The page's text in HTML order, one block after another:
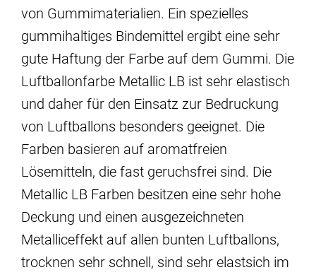
von Gummimaterialien. Ein spezielles
gummihaltiges Bindemittel ergibt eine sehr
gute Haftung der Farbe auf dem Gummi. Die
Luftballonfarbe Metallic LB ist sehr elastisch
und daher für den Einsatz zur Bedruckung
von Luftballons besonders geeignet. Die
Farben basieren auf aromatfreien
Lösemitteln, die fast geruchsfrei sind. Die
Metallic LB Farben besitzen eine sehr hohe
Deckung und einen ausgezeichneten
Metalliceffekt auf allen bunten Luftballons,
trocknen sehr schnell, sind sehr elastsich im